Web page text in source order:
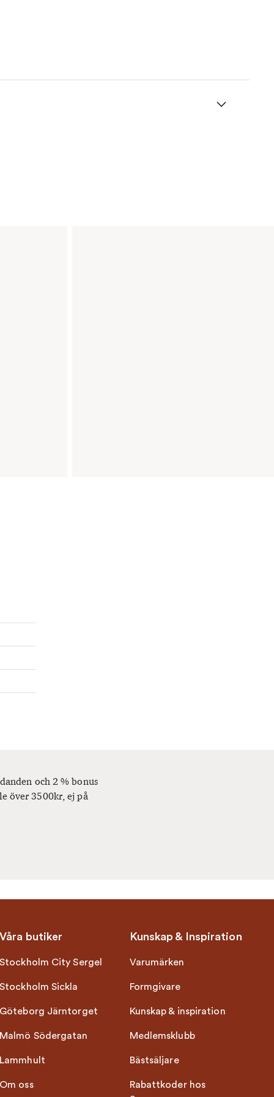
och 2 % bonus
över 3500kr, ej på
Våra butiker
Stockholm City Sergel
Stockholm Sickla
Göteborg Järntorget
Malmö Södergatan
Lammhult
Om oss
Kunskap & Inspiration
Varumärken
Formgivare
Kunskap & inspiration
Medlemsklubb
Bästsäljare
Rabattkoder hos